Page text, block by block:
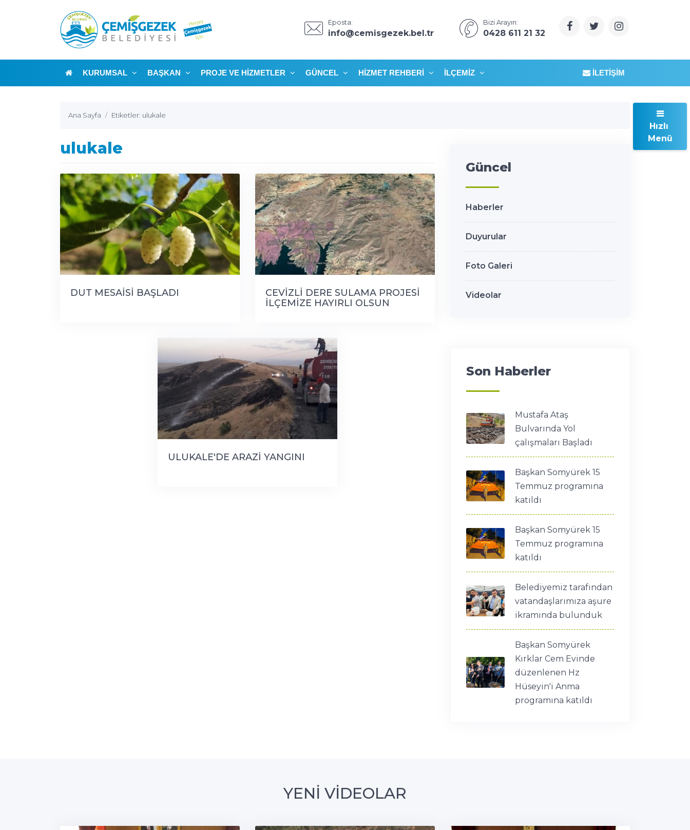
Eposta:
info@cemisgezek.bel.tr
Bizi Arayın:
0428 611 21 32
KURUMSAL BAŞKAN PROJE VE HIZMETLER GÜNCEL HIZMET REHBERI İLÇEMIZ İLETIŞIM
Ana Sayfa Etiketler: ulukale
ulukale
DUT MESAİSİ BAŞLADI
CEVİZLİ DERE SULAMA PROJESİ
İLÇEMİZE HAYIRLI OLSUN
ULUKALE'DE ARAZİ YANGINI
Güncel
Haberler
Duyurular
Foto Galeri
Videolar
Son Haberler
Mustafa Ataş
Bulvarında Yol
çalışmaları Başladı
Başkan Somyürek 15
Temmuz programına
katıldı
Başkan Somyürek 15
Temmuz programına
katıldı
Belediyemiz tarafından
vatandaşlarımıza aşure
ikramında bulunduk
Başkan Somyürek
Kırklar Cem Evinde
düzenlenen Hz
Hüseyin'i Anma
programına katıldı
YENİ VİDEOLAR
Hızlı
Menü